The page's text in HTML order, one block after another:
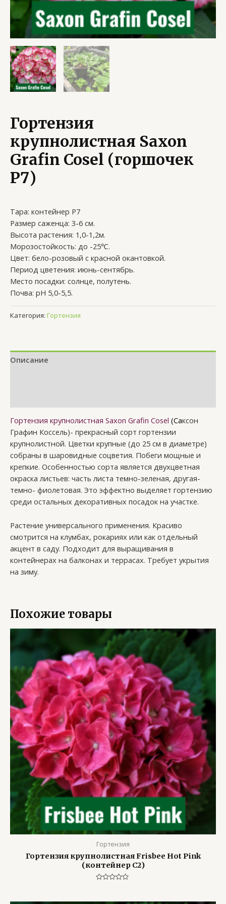
Гортензия
крупнолистная Saxon
Grafin Cosel (горшочек
Р7)
Тара: контейнер Р7
Размер саженца: 3-6 см.
Высота растения: 1,0-1,2м.
Морозостойкость: до -25℃.
Цвет: бело-розовый с красной окантовкой.
Период цветения: июнь-сентябрь.
Место посадки: солнце, полутень.
Почва: рН 5,0-5,5.
Категория: Гортензия
Описание
Гортензия крупнолистная Saxon Grafin Cosel (Саксон
Графин Коссель)- прекрасный сорт гортензии
крупнолистной. Цветки крупные (до 25 см в диаметре)
собраны в шаровидные соцветия. Побеги мощные и
крепкие. Особенностью сорта является двухцветная
окраска листьев: часть листа темно-зеленая, другая-
темно- фиолетовая. Это эффектно выделяет гортензию
среди остальных декоративных посадок на участке.
Растение универсального применения. Красиво
смотрится на клумбах, рокариях или как отдельный
акцент в саду. Подходит для выращивания в
контейнерах на балконах и террасах. Требует укрытия
на зиму.
Похожие товары
Гортензия
Гортензия крупнолистная Frisbee Hot Pink
(контейнер С2)